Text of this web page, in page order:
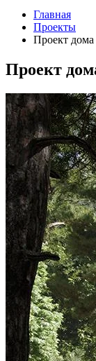
Главная
Проекты
Проект дома
Проект